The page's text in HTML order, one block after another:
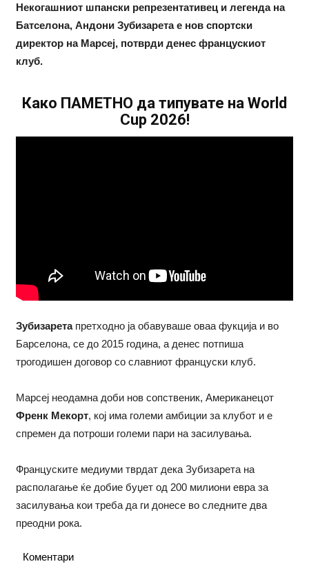
“А”
Лукаку бара нов клуб
Тотенхем започна преговори со Гакпо
Некогашниот шпански репрезентативец и легенда на
Батселона, Андони Зубизарета е нов спортски
директор на Марсеј, потврди денес францускиот
клуб.
Како ПАМЕТНО да типувате на World
Cup 2026!
Зубизаретапретходно ја обавуваше оваа фукција и во
Барселона, се до 2015 година, а денес потпиша
трогодишен договор со славниот француски клуб.
Марсеј неодамна доби нов сопственик, Американецот
Френк Мекорт, кој има големи амбиции за клубот и е
спремен да потроши големи пари на засилувања.
Француските медиуми тврдат дека Зубизарета на
располагање ќе добие буџет од 200 милиони евра за
засилувања кои треба да ги донесе во следните два
преодни рока.
Коментари